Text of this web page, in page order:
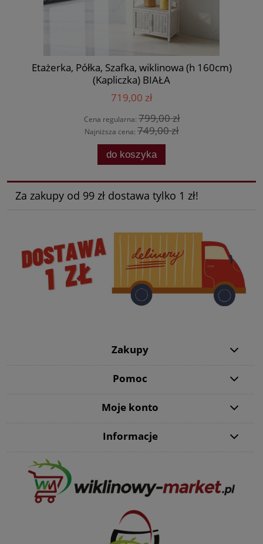
Etażerka, Półka, Szafka, wiklinowa (h 160cm)
(Kapliczka) BIAŁA
719,00 zł
Cena regularna: 799,00 zł
Najniższa cena: 749,00 zł
do koszyka
Za zakupy od 99 zł dostawa tylko 1 zł!
Zakupy
Pomoc
Moje konto
Informacje